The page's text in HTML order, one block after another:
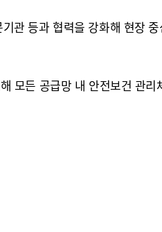
관 등과 협력을 강화해 현장
모든 공급망 내 안전보건 관